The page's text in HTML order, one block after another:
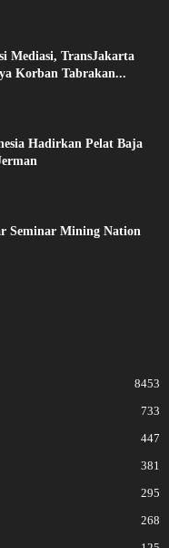
Mediasi, TransJakarta
Korban Tabrakan...
Hadirkan Pelat Baja
Seminar Mining Nation
8453
733
447
381
295
268